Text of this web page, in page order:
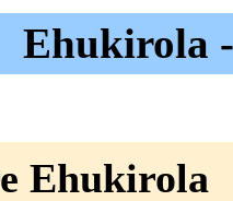
Ehukirola
Ehukirola